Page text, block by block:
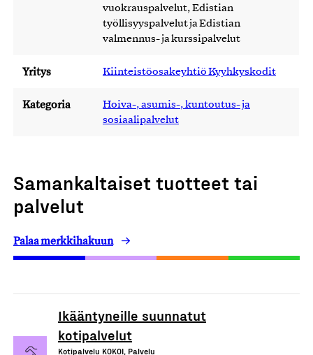
vuokrauspalvelut, Edistian
työllisyyspalvelut ja Edistian
valmennus- ja kurssipalvelut
Yritys Kiinteistöosakeyhtiö Kyyhkyskodit
Kategoria
Hoiva-, asumis-, kuntoutus- ja
sosiaalipalvelut
Samankaltaiset tuotteet tai
palvelut
Palaa merkkihakuun
Ikääntyneille suunnatut
kotipalvelut
Kotipalvelu KOKOI, Palvelu